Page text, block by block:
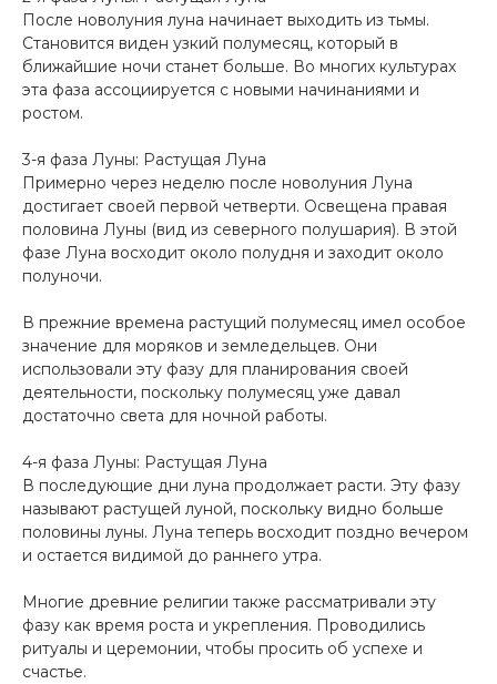
После новолуния луна начинает выходить из тьмы.
Становится виден узкий полумесяц, который в
ближайшие ночи станет больше. Во многих культурах
эта фаза ассоциируется с новыми начинаниями и
ростом.
3-я фаза Луны: Растущая Луна
Примерно через неделю после новолуния Луна
достигает своей первой четверти. Освещена правая
половина Луны (вид из северного полушария). В этой
фазе Луна восходит около полудня и заходит около
полуночи.
В прежние времена растущий полумесяц имел особое
значение для моряков и земледельцев. Они
использовали эту фазу для планирования своей
деятельности, поскольку полумесяц уже давал
достаточно света для ночной работы.
4-я фаза Луны: Растущая Луна
В последующие дни луна продолжает расти. Эту фазу
называют растущей луной, поскольку видно больше
половины луны. Луна теперь восходит поздно вечером
и остается видимой до раннего утра.
Многие древние религии также рассматривали эту
фазу как время роста и укрепления. Проводились
ритуалы и церемонии, чтобы просить об успехе и
счастье.